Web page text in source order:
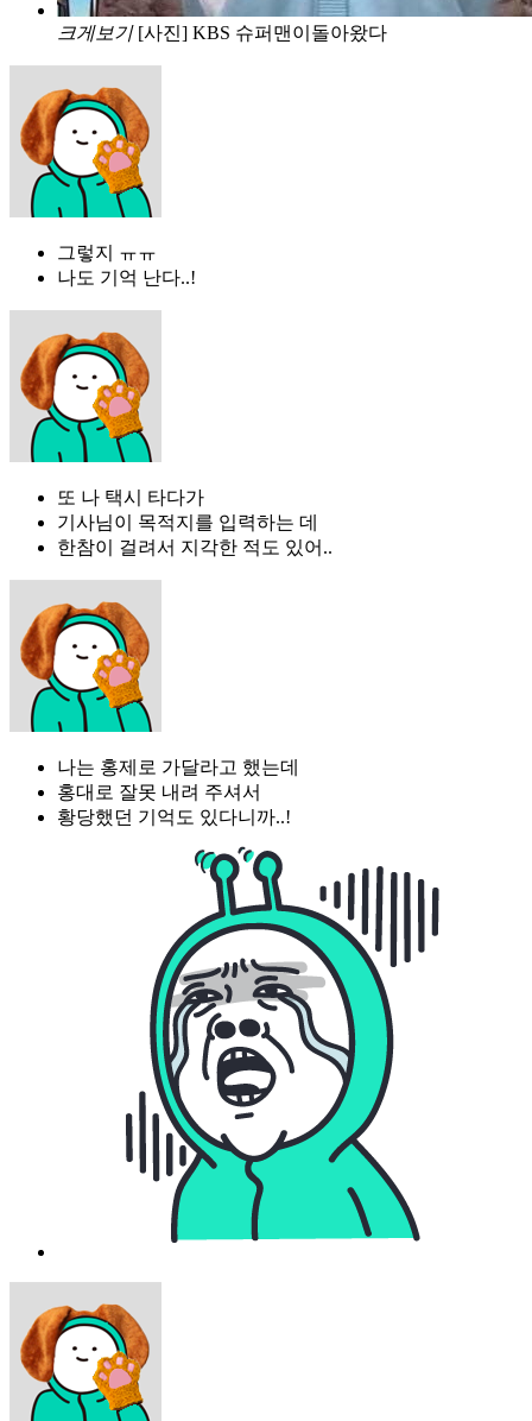
크게보기 [사진] KBS 슈퍼맨이돌아왔다
그렇지 ㅠㅠ
나도 기억 난다..!
또 나 택시 타다가
기사님이 목적지를 입력하는 데
한참이 걸려서 지각한 적도 있어..
나는 홍제로 가달라고 했는데
홍대로 잘못 내려 주셔서
황당했던 기억도 있다니까..!